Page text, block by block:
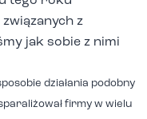
z
jak sobie z nimi
działania podobny
firmy w wielu